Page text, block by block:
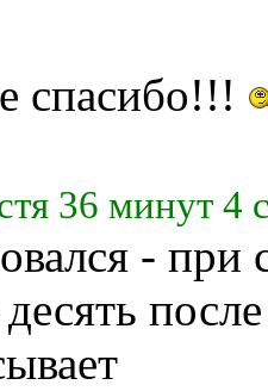
спасибо!!!
36 минут 4
- при